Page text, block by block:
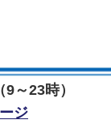
～23時）
ジ